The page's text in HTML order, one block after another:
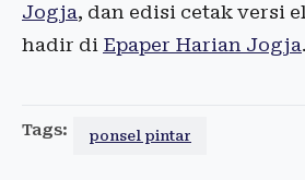
Jogja, dan edisi cetak versi
hadir di Epaper Harian Jogja.
Tags: ponsel pintar